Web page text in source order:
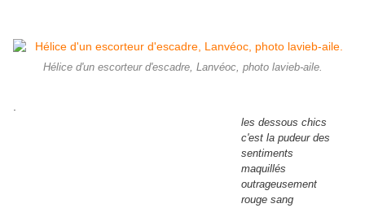
Hélice d'un escorteur d'escadre, Lanvéoc, photo lavieb-aile.
les dessous chics
c'est la pudeur des
sentiments
maquillés
outrageusement
rouge sang